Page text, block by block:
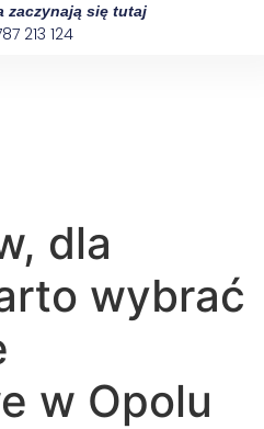
zaczynają się tutaj
213 124
dla
wybrać
w Opolu